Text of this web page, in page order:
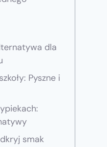
dla
Pyszne i
smak